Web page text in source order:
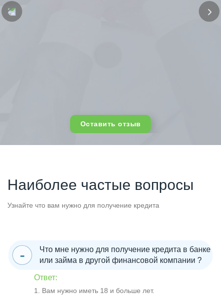
Оставить отзыв
Наиболее частые вопросы
Узнайте что вам нужно для получение кредита
Что мне нужно для получение кредита в банке
или займа в другой финансовой компании ?
Ответ:
1. Вам нужно иметь 18 и больше лет.